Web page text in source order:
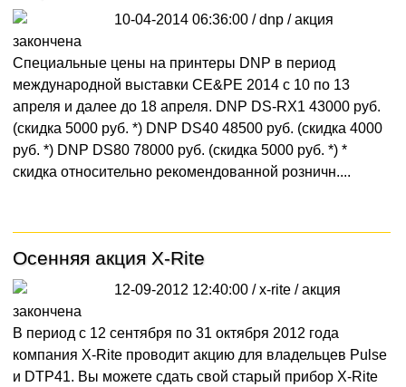
10-04-2014 06:36:00 / dnp /акция
закончена
Специальные цены на принтеры DNP в период
международной выставки CE&PE 2014 с 10 по 13
апреля и далее до 18 апреля. DNP DS-RX1 43000 руб.
(скидка 5000 руб. *) DNP DS40 48500 руб. (скидка 4000
руб. *) DNP DS80 78000 руб. (скидка 5000 руб. *) *
скидка относительно рекомендованной розничн....
Осенняя акция X-Rite
12-09-2012 12:40:00 / x-rite /акция
закончена
В период с 12 сентября по 31 октября 2012 года
компания X-Rite проводит акцию для владельцев Pulse
и DTP41. Вы можете сдать свой старый прибор X-Rite